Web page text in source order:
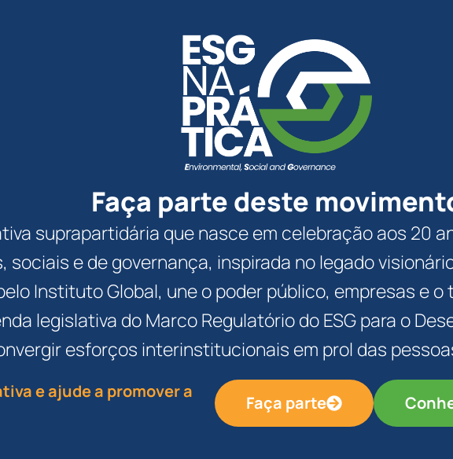
Faça parte deste
suprapartidária que nasce em celebração aos 20
e de governança, inspirada no legado
Instituto Global, une o poder público, empresas e
legislativa do Marco Regulatório do ESG para o
esforços interinstitucionais em prol das
e ajude a promover a
Faça parte